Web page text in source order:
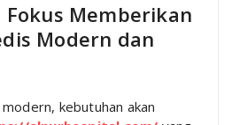
Memberikan
Modern dan
kebutuhan akan